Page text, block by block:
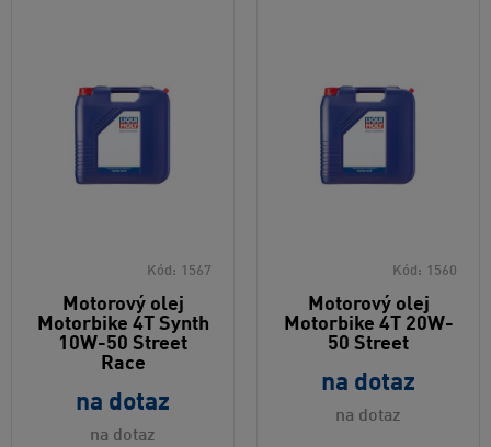
Kód: 1567
Motorový olej
Motorbike 4T Synth
10W-50 Street
Race
na dotaz
na dotaz
Kód: 1560
Motorový olej
Motorbike 4T 20W-
50 Street
na dotaz
na dotaz